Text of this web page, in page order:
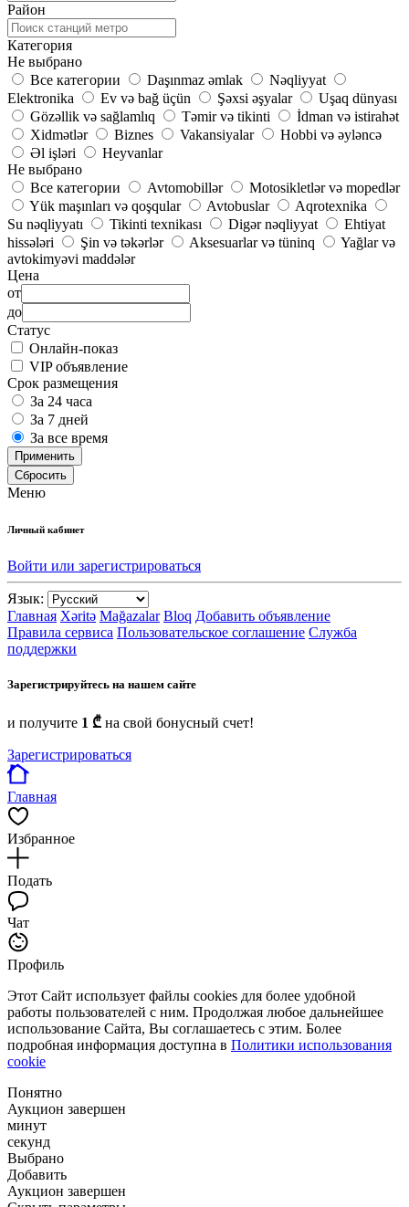
Район
Категория
Не выбрано
Все категории
Daşınmaz əmlak
Nəqliyyat
Elektronika
Ev və bağ üçün Şəxsi əşyalar
Uşaq dünyası
Gözəllik və sağlamlıq
Təmir və tikinti
İdman və istirahət
Xidmətlər
Biznes Vakansiyalar
Hobbi və əyləncə
Əl işləri
Heyvanlar
Не выбрано
Все категории
Avtomobillər
Motosikletlər və mopedlər
Yük maşınları və qoşqular
Avtobuslar
Aqrotexnika
Su nəqliyyatı
Tikinti texnikası Digər nəqliyyat
Ehtiyat
hissələri
Şin və təkərlər Aksesuarlar və tüninq
Yağlar və
avtokimyəvi maddələr
Цена
от
до
Статус
Онлайн-показ
VIP объявление
Срок размещения
За 24 часа
За 7 дней
За все время
Применить
Сбросить
Меню
Личный кабинет
Войти или зарегистрироваться
Язык:
Главная Xəritə Mağazalar Bloq Добавить объявление
Правила сервиса Пользовательское соглашение Служба
поддержки
Зарегистрируйтесь на нашем сайте
и получите 1 ₾ на свой бонусный счет!
Зарегистрироваться
Главная
Избранное
Подать
Чат
Профиль
Этот Сайт использует файлы cookies для более удобной
работы пользователей с ним. Продолжая любое дальнейшее
использование Сайта, Вы соглашаетесь с этим. Более
подробная информация доступна в Политики использования
cookie
Понятно
Аукцион завершен
минут
секунд
Выбрано
Добавить
Аукцион завершен